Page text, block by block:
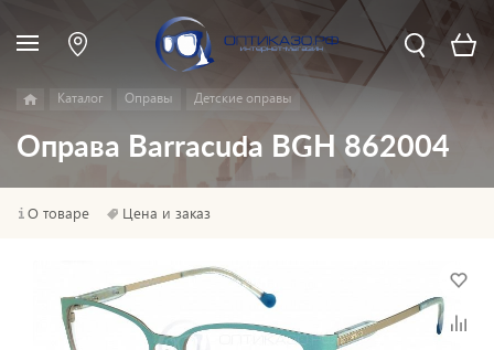
Каталог Оправы Детские оправы
Оправа Barracuda BGH 862004
О товаре Цена и заказ